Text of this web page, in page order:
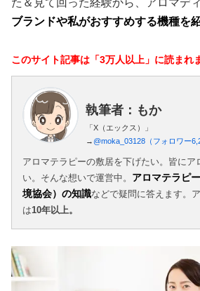
た＆見て回った経験から、アロマデ
ブランドや私がおすすめする機種を
このサイト記事は「3万人以上」に読まれ
執筆者：もか
「X（エックス）」
→@moka_03128（フォロワー
アロマテラピーの敷居を下げたい。皆にア
い。そんな想いで運営中。 アロマテラピ
境協会）の知識などで疑問に答えます。
は10年以上。